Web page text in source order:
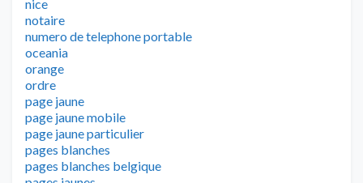
nice
notaire
numero de telephone portable
oceania
orange
ordre
page jaune
page jaune mobile
page jaune particulier
pages blanches
pages blanches belgique